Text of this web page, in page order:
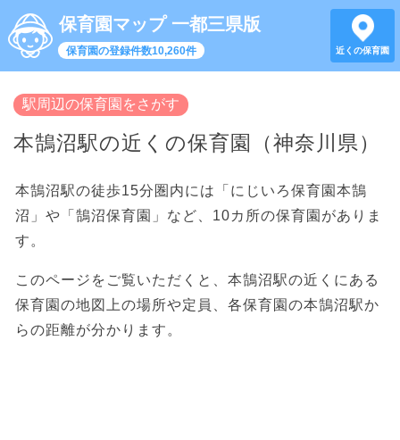
保育園マップ 一都三県版
保育園の登録件数10,260件 近くの保育園
駅周辺の保育園をさがす
本鵠沼駅の近くの保育園（神奈川県）
本鵠沼駅の徒歩15分圏内には「にじいろ保育園本鵠
沼」や「鵠沼保育園」など、10カ所の保育園がありま
す。
このページをご覧いただくと、本鵠沼駅の近くにある
保育園の地図上の場所や定員、各保育園の本鵠沼駅か
らの距離が分かります。